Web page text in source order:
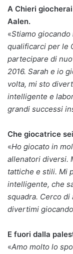
A Chieri
Aalen.
«Stiamo
qualificarci per le
partecipare di
2016. Sarah e io
volta, mi sto
intelligente e
grandi successi
Che giocatrice
«Ho giocato in
allenatori diversi.
tattiche e stili. Mi
intelligente, che
squadra. Cerco di
divertimi
E fuori dalla
«Amo molto lo